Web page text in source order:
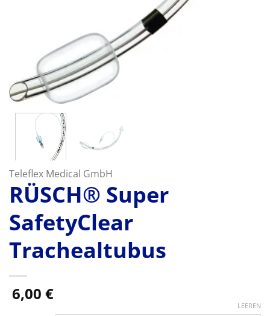
Teleflex Medical GmbH
RÜSCH® Super
SafetyClear
Trachealtubus
6,00 €
LEEREN